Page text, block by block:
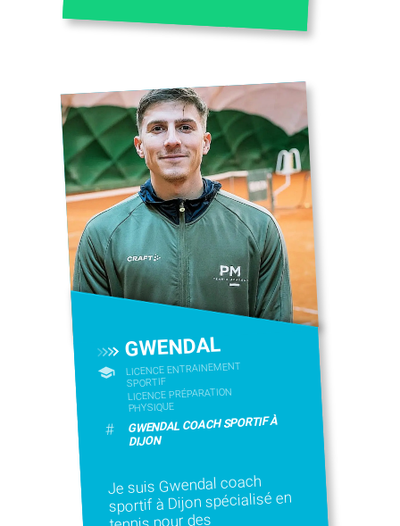
GWENDAL
LICENCE ENTRAINEMENT
SPORTIF
LICENCE PRÉPARATION
PHYSIQUE
# GWENDAL COACH SPORTIF À
DIJON
Je suis Gwendal coach
sportif à Dijon spécialisé en